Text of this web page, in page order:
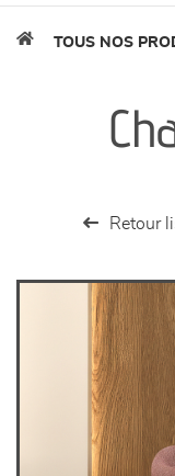
meubles de
décoration
TOUS NOS
Retour